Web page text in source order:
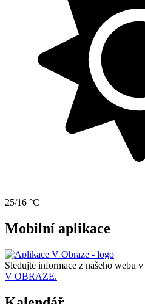
25/16 °C
Mobilní aplikace
Sledujte informace z našeho webu v
V OBRAZE.